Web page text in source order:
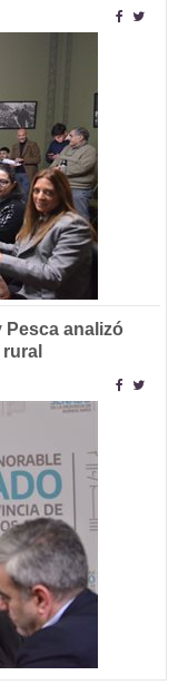
Pesca analizó